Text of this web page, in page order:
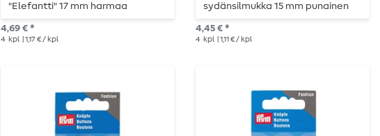
"Elefantti" 17 mm harmaa
4,69 € *
4 kpl | 1,17 € / kpl
sydänsilmukka 15 mm punainen
4,45 € *
4 kpl | 1,11 € / kpl